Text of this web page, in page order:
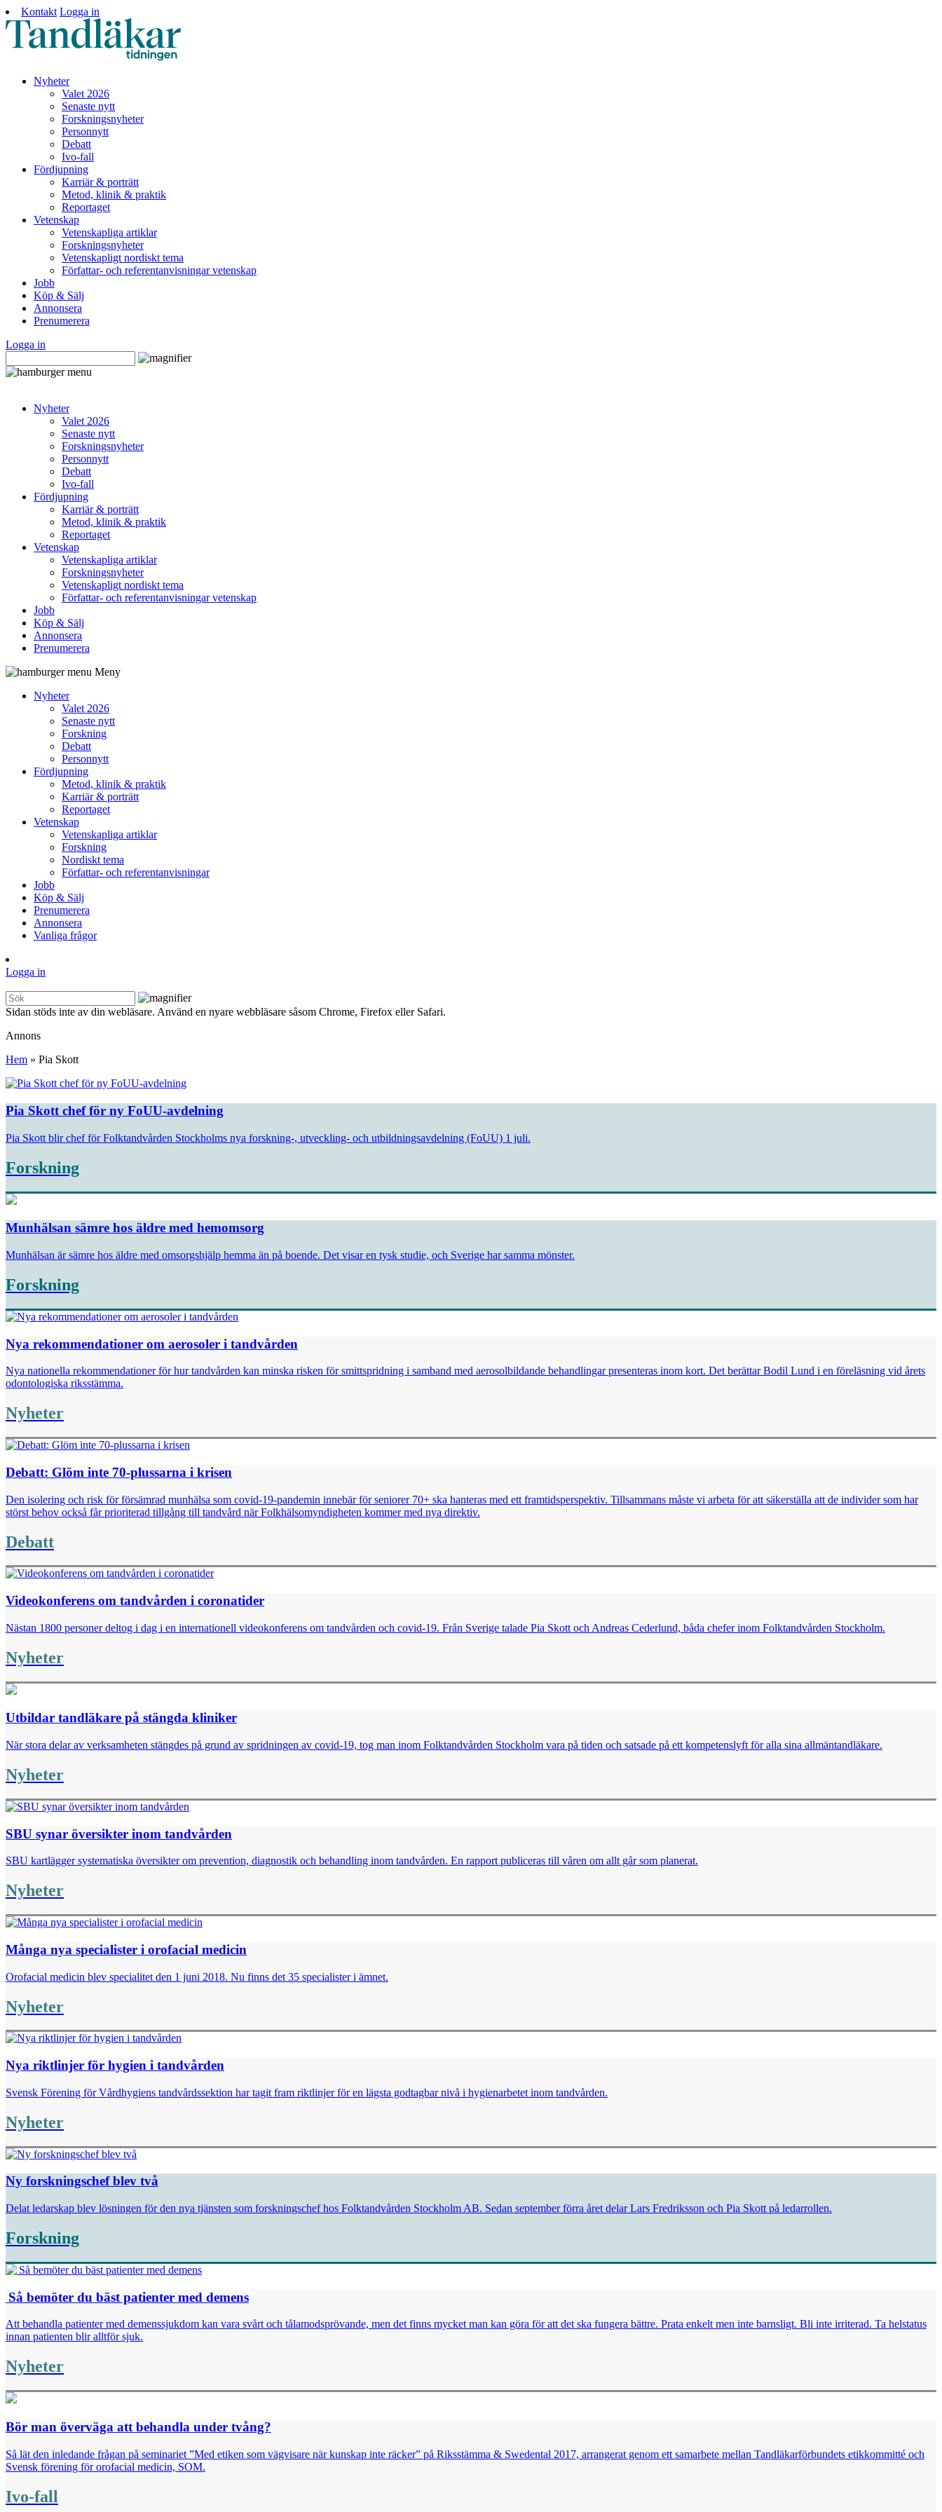
Kontakt Logga in
Nyheter
Valet 2026
Senaste nytt
Forskningsnyheter
Personnytt
Debatt
Ivo-fall
Fördjupning
Karriär & porträtt
Metod, klinik & praktik
Reportaget
Vetenskap
Vetenskapliga artiklar
Forskningsnyheter
Vetenskapligt nordiskt tema
Författar- och referentanvisningar vetenskap
Jobb
Köp & Sälj
Annonsera
Prenumerera
Logga in
Nyheter
Valet 2026
Senaste nytt
Forskningsnyheter
Personnytt
Debatt
Ivo-fall
Fördjupning
Karriär & porträtt
Metod, klinik & praktik
Reportaget
Vetenskap
Vetenskapliga artiklar
Forskningsnyheter
Vetenskapligt nordiskt tema
Författar- och referentanvisningar vetenskap
Jobb
Köp & Sälj
Annonsera
Prenumerera
Meny
Nyheter
Valet 2026
Senaste nytt
Forskning
Debatt
Personnytt
Fördjupning
Metod, klinik & praktik
Karriär & porträtt
Reportaget
Vetenskap
Vetenskapliga artiklar
Forskning
Nordiskt tema
Författar- och referentanvisningar
Jobb
Köp & Sälj
Prenumerera
Annonsera
Vanliga frågor
Logga in
Sidan stöds inte av din webläsare. Använd en nyare webbläsare såsom Chrome, Firefox eller Safari.
Annons
Hem » Pia Skott
Pia Skott chef för ny FoUU-avdelning
Pia Skott blir chef för Folktandvården Stockholms nya forskning-, utveckling- och utbildningsavdelning (FoUU) 1 juli.
Forskning
Munhälsan sämre hos äldre med hemomsorg
Munhälsan är sämre hos äldre med omsorgshjälp hemma än på boende. Det visar en tysk studie, och Sverige har samma mönster.
Forskning
Nya rekommendationer om aerosoler i tandvården
Nya nationella rekommendationer för hur tandvården kan minska risken för smittspridning i samband med aerosolbildande behandlingar presenteras inom kort. Det berättar Bodil Lund i en föreläsning vid årets
odontologiska riksstämma.
Nyheter
Debatt: Glöm inte 70-plussarna i krisen
Den isolering och risk för försämrad munhälsa som covid-19-pandemin innebär för seniorer 70+ ska hanteras med ett framtidsperspektiv. Tillsammans måste vi arbeta för att säkerställa att de individer som har
störst behov också får prioriterad tillgång till tandvård när Folkhälsomyndigheten kommer med nya direktiv.
Debatt
Videokonferens om tandvården i coronatider
Nästan 1800 personer deltog i dag i en internationell videokonferens om tandvården och covid-19. Från Sverige talade Pia Skott och Andreas Cederlund, båda chefer inom Folktandvården Stockholm.
Nyheter
Utbildar tandläkare på stängda kliniker
När stora delar av verksamheten stängdes på grund av spridningen av covid-19, tog man inom Folktandvården Stockholm vara på tiden och satsade på ett kompetenslyft för alla sina allmäntandläkare.
Nyheter
SBU synar översikter inom tandvården
SBU kartlägger systematiska översikter om prevention, diagnostik och behandling inom tandvården. En rapport publiceras till våren om allt går som planerat.
Nyheter
Många nya specialister i orofacial medicin
Orofacial medicin blev specialitet den 1 juni 2018. Nu finns det 35 specialister i ämnet.
Nyheter
Nya riktlinjer för hygien i tandvården
Svensk Förening för Vårdhygiens tandvårdssektion har tagit fram riktlinjer för en lägsta godtagbar nivå i hygienarbetet inom tandvården.
Nyheter
Ny forskningschef blev två
Delat ledarskap blev lösningen för den nya tjänsten som forskningschef hos Folktandvården Stockholm AB. Sedan september förra året delar Lars Fredriksson och Pia Skott på ledarrollen.
Forskning
Så bemöter du bäst ­patienter med demens
Att behandla patienter med demenssjukdom kan vara svårt och tålamodsprövande, men det finns mycket man kan göra för att det ska fungera bättre. Prata enkelt men inte barnsligt. Bli inte irriterad. Ta helstatus
innan patienten blir alltför sjuk.
Nyheter
Bör man överväga att behandla under tvång?
Så lät den inledande frågan på seminariet ”Med etiken som vägvisare när kunskap inte räcker” på Riksstämma & Swedental 2017, arrangerat genom ett samarbete mellan Tandläkarförbundets etikkommitté och
Svensk förening för orofacial medicin, SOM.
Ivo-fall